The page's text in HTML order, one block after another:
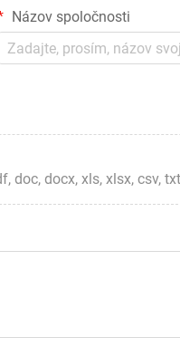
Názov spoločnosti
docx, xls, xlsx, csv,